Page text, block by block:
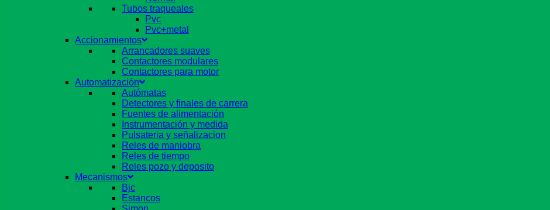
Tubos traqueales
Pvc
Pvc+metal
Accionamientos
Arrancadores suaves
Contactores modulares
Contactores para motor
Automatización
Autómatas
Detectores y finales de carrera
Fuentes de alimentación
Instrumentación y medida
Pulsateria y señalizacion
Reles de maniobra
Reles de tiempo
Reles pozo y deposito
Mecanismos
Bjc
Estancos